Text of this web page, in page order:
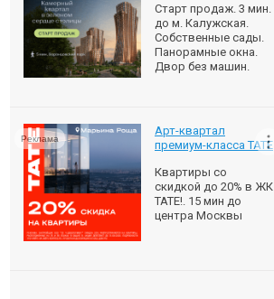
Старт продаж. 3 мин.
до м. Калужская.
Собственные сады.
Панорамные окна.
Двор без машин.
Арт-квартал
премиум-класса ТАТЕ
Квартиры со
скидкой до 20% в ЖК
ТАТЕ!. 15 мин до
центра Москвы
Реклама